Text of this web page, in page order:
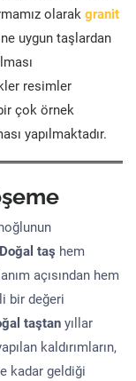
olarak granit
uygun taşlardan
resimler
çok örnek
yapılmaktadır.
Doğal taş hem
açısından hem
bir değeri
taştan yıllar
kaldırımların,
kadar geldiği